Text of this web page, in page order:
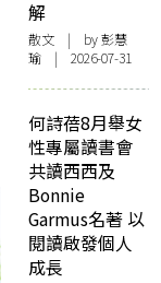
解
散文 | by 彭慧
瑜 | 2026-07-31
何詩蓓8月舉女
性專屬讀書會
共讀西西及
Bonnie
Garmus名著 以
閱讀啟發個人
成長